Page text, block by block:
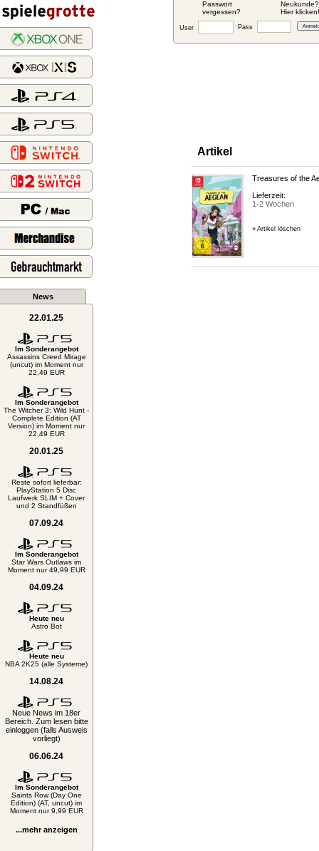
Passwort
vergessen?
Neukunde?
Hier klicken!
User Pass
News
22.01.25
Im Sonderangebot
Assassins Creed Mirage
(uncut) im Moment nur
22,49 EUR
Im Sonderangebot
The Witcher 3: Wild Hunt -
Complete Edition (AT
Version) im Moment nur
22,49 EUR
20.01.25
Reste sofort lieferbar:
PlayStation 5 Disc
Laufwerk SLIM + Cover
und 2 Standfüßen
07.09.24
Im Sonderangebot
Star Wars Outlaws im
Moment nur 49,99 EUR
04.09.24
Heute neu
Astro Bot
Heute neu
NBA 2K25 (alle Systeme)
14.08.24
Neue News im 18er
Bereich. Zum lesen bitte
einloggen (falls Ausweis
vorliegt)
06.06.24
Im Sonderangebot
Saints Row (Day One
Edition) (AT, uncut) im
Moment nur 9,99 EUR
...mehr anzeigen
Artikel
Treasures of the
Lieferzeit:
1-2 Wochen
» Artikel löschen